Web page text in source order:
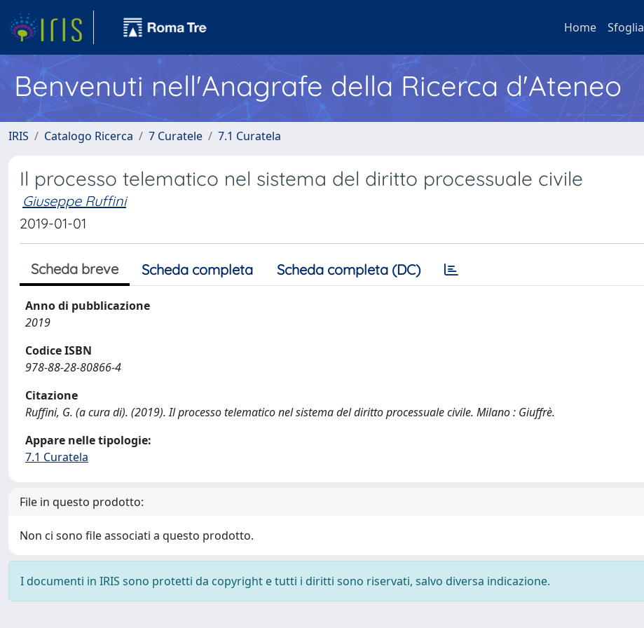
Home Sfoglia
Benvenuti nell'Anagrafe della Ricerca d'Ateneo
IRIS Catalogo Ricerca 7 Curatele 7.1 Curatela
Il processo telematico nel sistema del diritto processuale civile
Giuseppe Ruffini
2019-01-01
Scheda breve Scheda completa Scheda completa (DC)
Anno di pubblicazione
2019
Codice ISBN
978-88-28-80866-4
Citazione
Ruffini, G. (a cura di). (2019). Il processo telematico nel sistema del diritto processuale civile. Milano : Giuffrè.
Appare nelle tipologie:
7.1 Curatela
File in questo prodotto:
Non ci sono file associati a questo prodotto.
I documenti in IRIS sono protetti da copyright e tutti i diritti sono riservati, salvo diversa indicazione.